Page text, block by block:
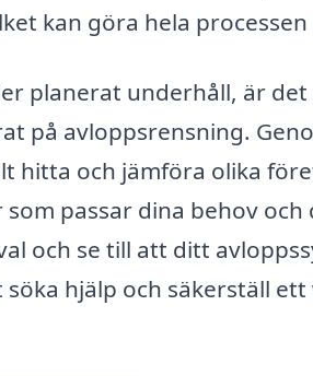
kan göra hela
planerat underhåll, är
på avloppsrensning.
hitta och jämföra olika
passar dina behov
och se till att ditt
hjälp och säkerställ